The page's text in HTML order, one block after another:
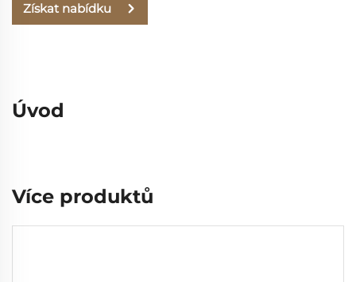
Získat nabídku
Úvod
Více produktů